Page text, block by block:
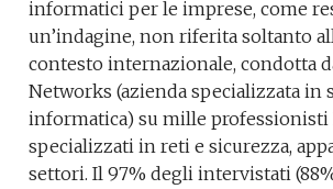
informatici per le imprese, come
un’indagine, non riferita soltanto
contesto internazionale, condotta
Networks (azienda specializzata in
informatica) su mille professionisti
specializzati in reti e sicurezza,
settori. Il 97% degli intervistati